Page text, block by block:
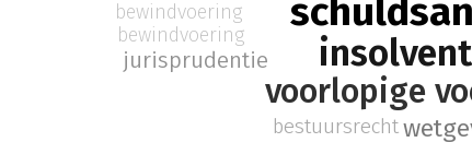
voorlopige
jurisprudentie
bestuursrecht
bewindvoering
bewindvoering